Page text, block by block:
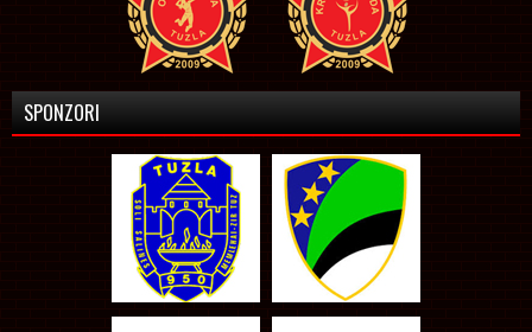
SPONZORI